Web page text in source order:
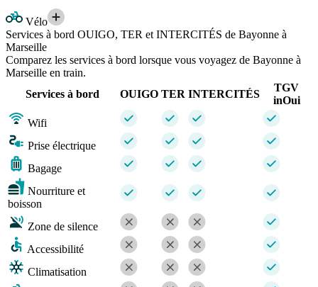
Vélo
Services à bord OUIGO, TER et INTERCITÉS de Bayonne à
Marseille
Comparez les services à bord lorsque vous voyagez de Bayonne à
Marseille en train.
Services à bord
OUIGO TER INTERCITÉS
TGV
inOui
Wifi
Prise électrique
Bagage
Nourriture et
boisson
Zone de silence
Accessibilité
Climatisation